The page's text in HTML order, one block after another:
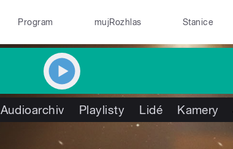
Program mujRozhlas Stanice
Audioarchiv Playlisty Lidé Kamery